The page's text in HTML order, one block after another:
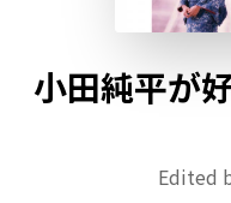
小田純平が
Edited